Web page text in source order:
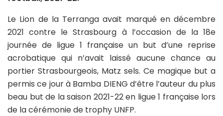
Le Lion de la Terranga avait marqué en décembre
2021 contre le Strasbourg à l’occasion de la 18e
journée de ligue 1 française un but d’une reprise
acrobatique qui n’avait laissé aucune chance au
portier Strasbourgeois, Matz sels. Ce magique but a
permis ce jour à Bamba DIENG d’être l’auteur du plus
beau but de la saison 2021-22 en ligue 1 française lors
de la cérémonie de trophy UNFP.